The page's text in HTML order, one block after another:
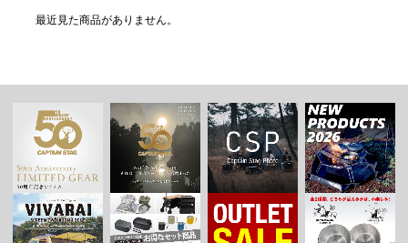
最近見た商品がありません。